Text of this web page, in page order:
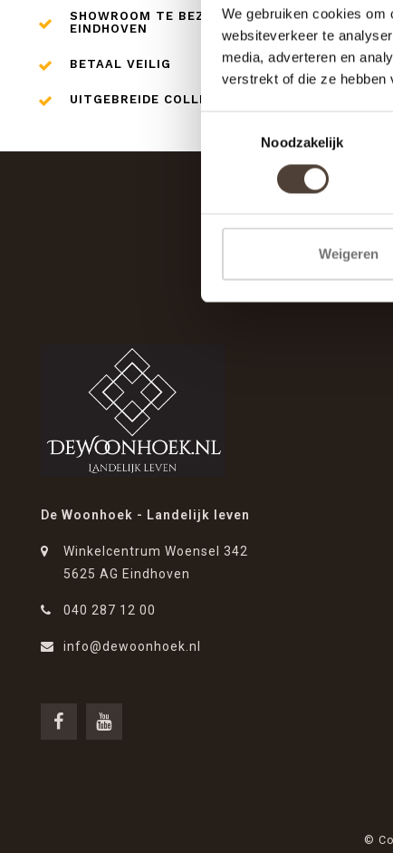
We gebruiken cookies om
websiteverkeer te
media, adverteren en
verstrekt of die ze hebben
Noodzakelijk
Weigeren
SHOWROOM TE BEZOEKEN IN
EINDHOVEN
BETAAL VEILIG
UITGEBREIDE COLLECTIE
De Woonhoek - Landelijk leven
Winkelcentrum Woensel 342
5625 AG Eindhoven
040 287 12 00
info@dewoonhoek.nl
©